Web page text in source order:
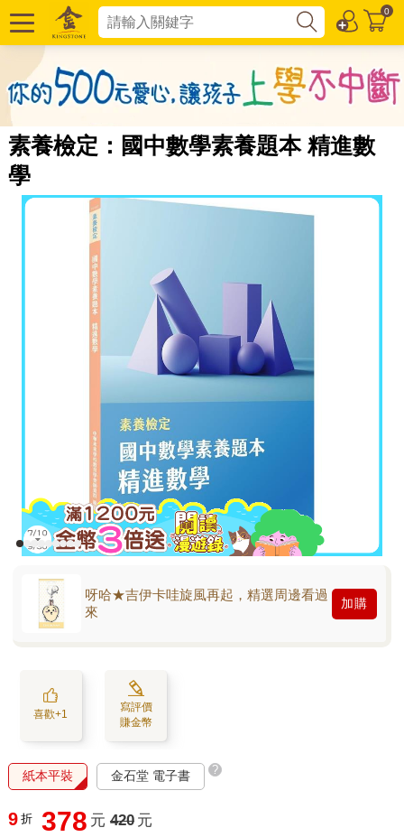
0
素養檢定：國中數學素養題本 精進數
學
呀哈★吉伊卡哇旋風再起，精選周邊看過
來
加購
喜歡+1
寫評價
賺金幣
紙本平裝 金石堂 電子書 ?
9 折 378 元 420 元